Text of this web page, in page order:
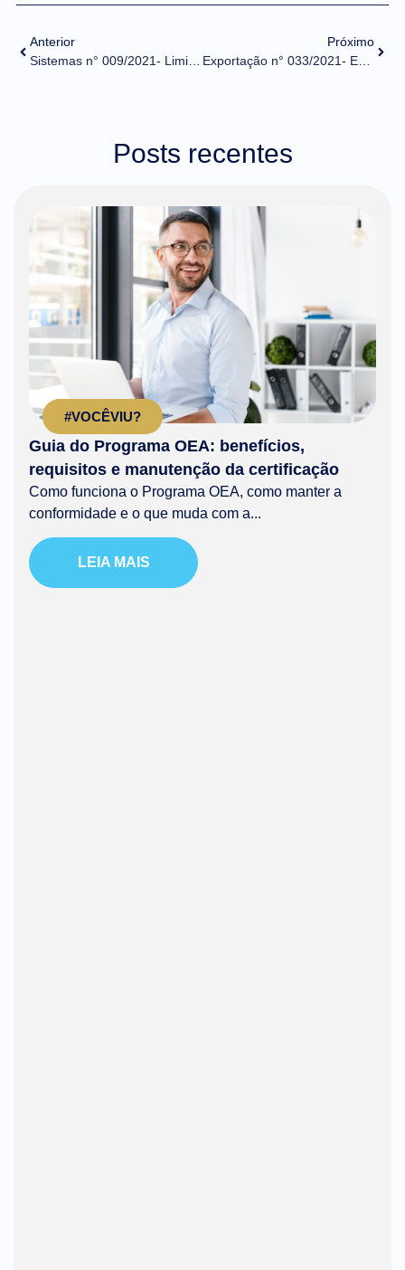
Anterior
Sistemas n° 009/2021- Limitação de acessos aos serviços de consulta à DUE e ao CCT
Próximo
Exportação n° 033/2021- Exportação de pimentas – LPCO Mapa
Posts recentes
#VOCÊVIU?
Guia do Programa OEA: benefícios,
requisitos e manutenção da certificação
Como funciona o Programa OEA, como manter a
conformidade e o que muda com a...
LEIA MAIS